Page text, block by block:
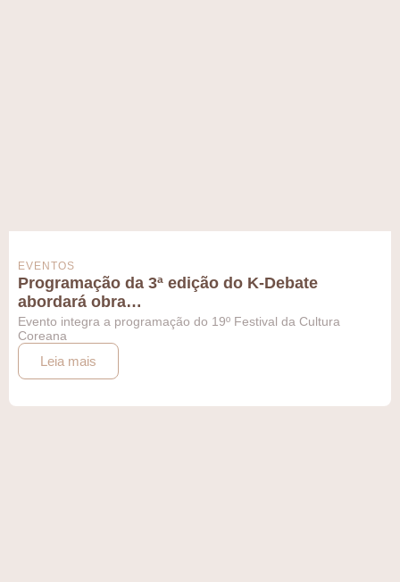
EVENTOS
Programação da 3ª edição do K-Debate
abordará obra…
Evento integra a programação do 19º Festival da Cultura
Coreana
Leia mais